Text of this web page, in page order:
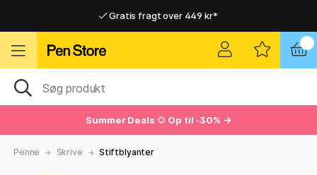
Gratis fragt over 449 kr*
Hurtigt til dør eller pakkeshop
Hurtigt til dør eller pakkeshop
Summer Deals 🌻 Op til -30% →
Penne Skrive Stiftblyanter